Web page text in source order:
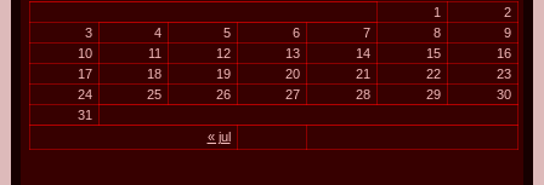
« jul
1
2
3
4 5 6 7 8
9
10
11 12 13 14 15
16
17
18 19 20 21 22
23
24
25 26 27 28 29
30
31